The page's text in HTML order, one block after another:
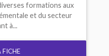
formations aux
et du secteur
à...
FICHE